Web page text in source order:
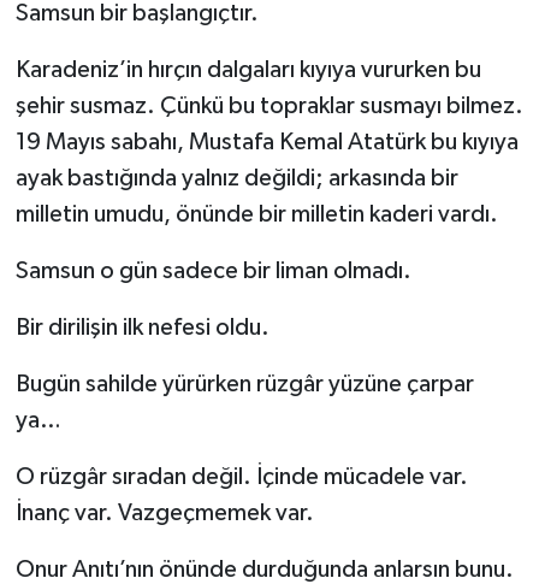
Samsun bir başlangıçtır.
Karadeniz’in hırçın dalgaları kıyıya vururken bu
şehir susmaz. Çünkü bu topraklar susmayı bilmez.
19 Mayıs sabahı, Mustafa Kemal Atatürk bu kıyıya
ayak bastığında yalnız değildi; arkasında bir
milletin umudu, önünde bir milletin kaderi vardı.
Samsun o gün sadece bir liman olmadı.
Bir dirilişin ilk nefesi oldu.
Bugün sahilde yürürken rüzgâr yüzüne çarpar
ya…
O rüzgâr sıradan değil. İçinde mücadele var.
İnanç var. Vazgeçmemek var.
Onur Anıtı’nın önünde durduğunda anlarsın bunu.